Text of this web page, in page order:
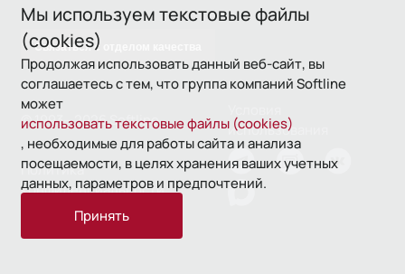
Мы используем текстовые файлы
(cookies)
Продолжая использовать данный веб-сайт, вы
соглашаетесь с тем, что группа компаний Softline
может
использовать текстовые файлы (cookies)
, необходимые для работы сайта и анализа
посещаемости, в целях хранения ваших учетных
данных, параметров и предпочтений.
Принять
Связаться с отделом качества
© 1993—2026 Softline
использования
Политика
конфиденциальности